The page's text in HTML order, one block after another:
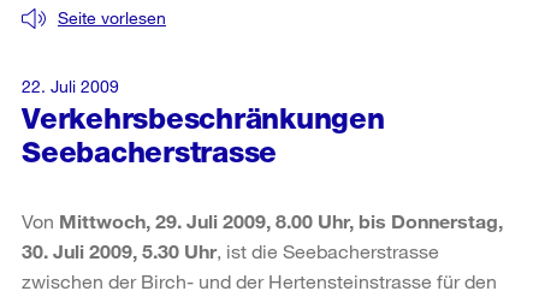
Verkehrsbeschränkungen
Seebacherstrasse
Seite vorlesen
22. Juli 2009
Von Mittwoch, 29. Juli 2009, 8.00 Uhr, bis Donnerstag,
30. Juli 2009, 5.30 Uhr, ist die Seebacherstrasse
zwischen der Birch- und der Hertensteinstrasse für den